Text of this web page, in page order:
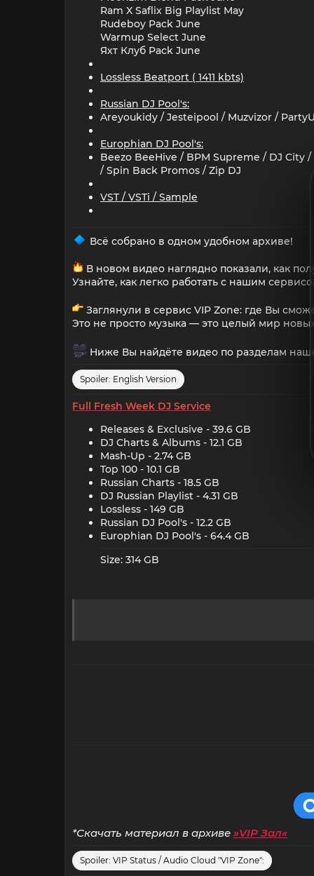
Ram X Saflix Big Playlist May
Rudeboy Pack June
Warmup Select June
Яхт Клуб Pack June
Lossless Beatport ( 1411 kbts)
Russian DJ Pool's:
Areyoukidy / Jesteipool / Muzvizor /
Europhian DJ Pool's:
Beezo BeeHive / BPM Supreme / DJ City
/ Spin Back Promos / Zip DJ
VST / VSTi / Sample
Всё собрано в одном удобном архиве!
В новом видео наглядно показали, как
Узнайте, как легко работать с нашим
Заглянули в сервис VIP Zone: где Вы
Это не просто музыка — это целый мир
Ниже Вы найдёте видео по разделам
Spoiler: English Version
Full Fresh Week DJ Service
Releases & Exclusive - 39.6 GB​
DJ Charts & Albums - 12.1 GB​
Mash-Up - 2.74 GB​
Top 100 - 10.1 GB​
Russian Charts - 18.5 GB​
DJ Russian Playlist - 4.31 GB​
Lossless - 149 GB​
Russian DJ Pool's - 12.2 GB​
Europhian DJ Pool's - 64.4 GB​
Size: 314 GB​
*Скачать материал в архиве »VIP Зал«
Spoiler: VIP Status / Audio Cloud "VIP Zone":